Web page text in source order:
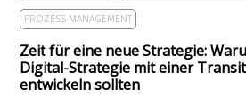
PROZESS-MANAGEMENT
Zeit für eine neue Strategie:
Digital-Strategie mit einer
entwickeln sollten